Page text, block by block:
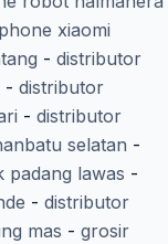
xiaomi
- distributor
- distributor
- distributor
selatan -
padang lawas -
- distributor
mas - grosir